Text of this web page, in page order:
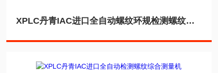
XPLC丹青IAC进口全自动螺纹环规检测螺纹测量机